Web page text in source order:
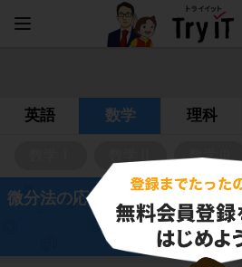
英語 数学 理科
数学Ⅲ
微分法の応用